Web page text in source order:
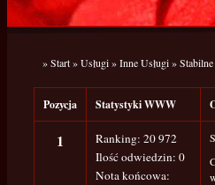
»Start»Usługi»Inne Usługi»
Pozycja Statystyki WWW
1
Ranking: 20 972
Ilość odwiedzin: 0
Nota końcowa: